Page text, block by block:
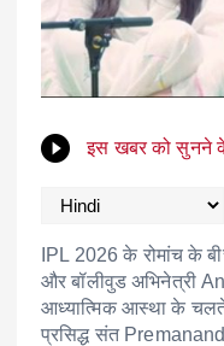
इस खबर को सुनने
IPL 2026 के रोमांच के
और बॉलीवुड अभिनेत्री
आध्यात्मिक आस्था के चलते
प्रसिद्ध संत